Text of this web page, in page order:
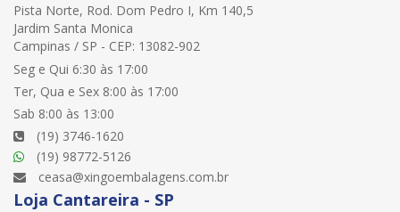
Pista Norte, Rod. Dom Pedro I, Km 140,5
Jardim Santa Monica
Campinas / SP - CEP: 13082-902
Seg e Qui 6:30 às 17:00
Ter, Qua e Sex 8:00 às 17:00
Sab 8:00 às 13:00
(19) 3746-1620
(19) 98772-5126
ceasa@xingoembalagens.com.br
Loja Cantareira - SP